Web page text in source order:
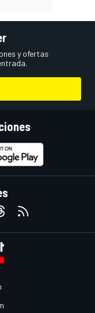
y ofertas